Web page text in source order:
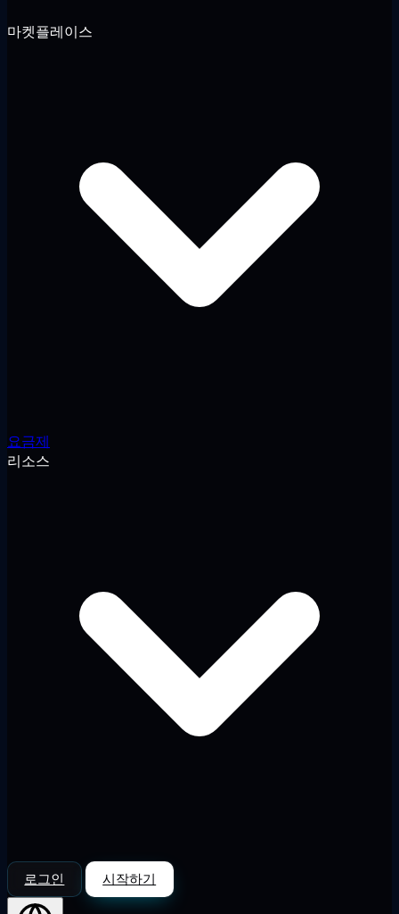
마켓플레이스
요금제
리소스
로그인 시작하기